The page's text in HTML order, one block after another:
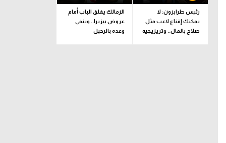
رئيس طرابزون: لا
يمكنك إقناع لاعب مثل
صلاح بالمال.. وتريزيجيه
الزمالك يغلق الباب أمام
عروض بيزيرا.. وينفي
وعده بالرحيل